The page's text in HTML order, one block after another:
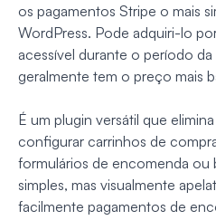
os pagamentos Stripe o mais
WordPress. Pode adquiri-lo
acessível durante o período
geralmente tem o preço mais
É um plugin versátil que
configurar carrinhos de
formulários de encomenda ou
simples, mas visualmente
facilmente pagamentos de